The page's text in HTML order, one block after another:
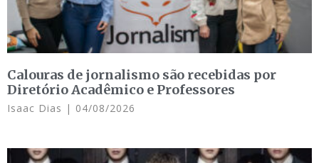
Calouras de jornalismo são recebidas por
Diretório Acadêmico e Professores
Isaac Dias 04/08/2026